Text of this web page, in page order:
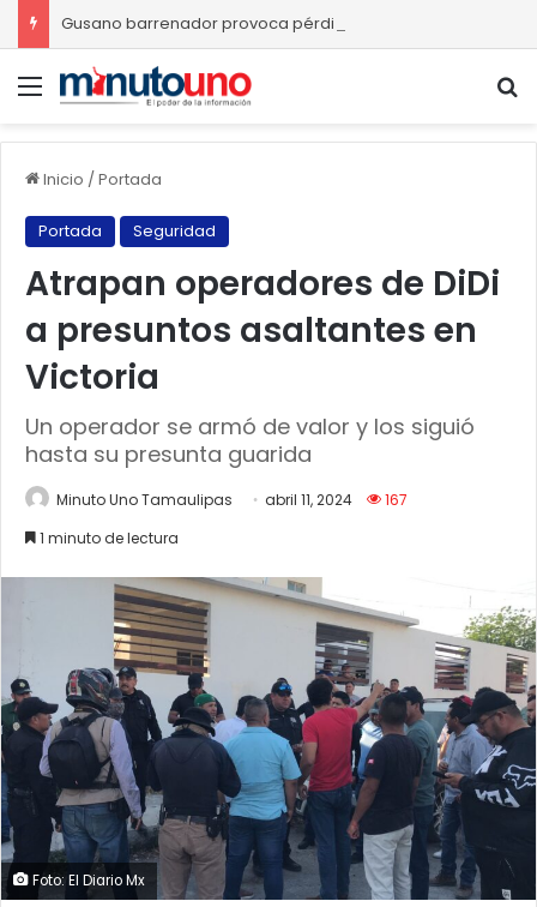
Menú
Inicio /Portada
Portada Seguridad
Atrapan operadores de DiDi
a presuntos asaltantes en
Victoria
Un operador se armó de valor y los siguió
hasta su presunta guarida
Minuto Uno Tamaulipas abril 11, 2024
167
1 minuto de lectura
Foto: El Diario Mx